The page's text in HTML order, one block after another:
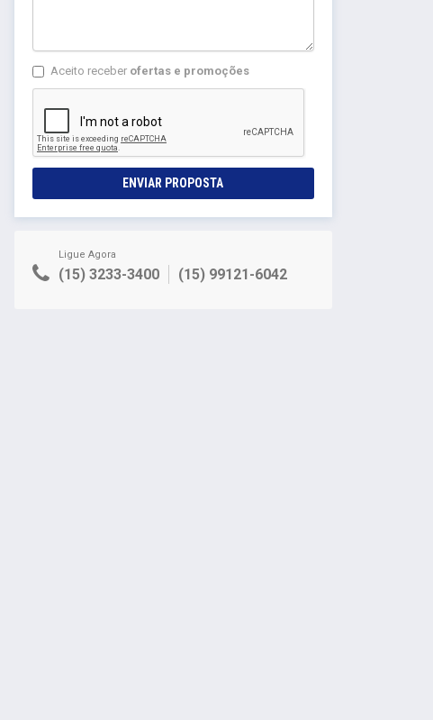
Aceito receber ofertas e promoções
ENVIAR PROPOSTA
Ligue Agora
(15) 3233-3400 (15) 99121-6042